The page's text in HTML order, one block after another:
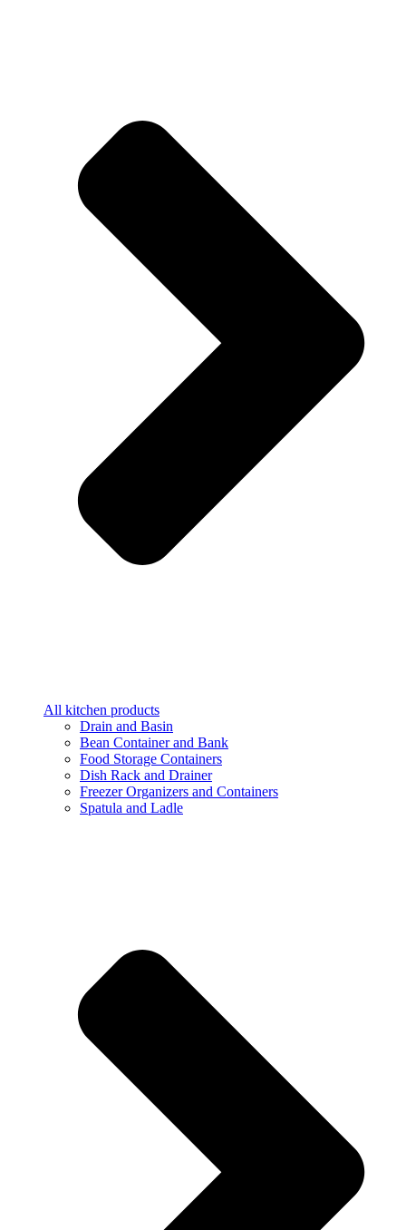
All kitchen products
Drain and Basin
Bean Container and Bank
Food Storage Containers
Dish Rack and Drainer
Freezer Organizers and Containers
Spatula and Ladle